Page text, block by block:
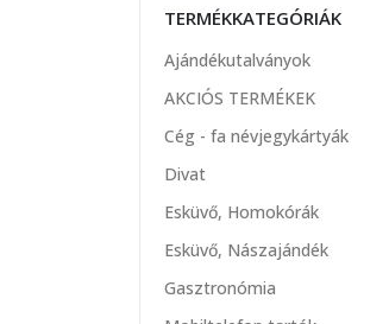
TERMÉKKATEGÓRIÁK
Ajándékutalványok
AKCIÓS TERMÉKEK
Cég - fa névjegykártyák
Divat
Esküvő, Homokórák
Esküvő, Nászajándék
Gasztronómia